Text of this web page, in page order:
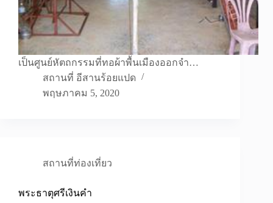
เป็นศูนย์หัตถกรรมที่ทอผ้าพื้นเมืองออกจำ…
สถานที่ อีสานร้อยแปด
พฤษภาคม 5, 2020
สถานที่ท่องเที่ยว
พระธาตุศรีเงินคำ